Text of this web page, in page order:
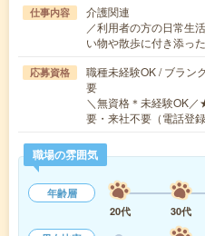
仕事内容
介護関連
／利用者の方の日常
い物や散歩に付き添っ
応募資格
職種未経験OK / ブラン
要
＼無資格＊未経験OK
要・来社不要（電話登
職場の雰囲気
年齢層
20代
30代